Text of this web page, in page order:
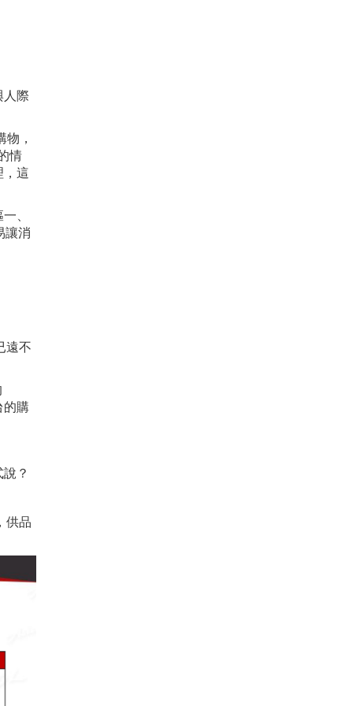
際
，
情
這
、
讓消
遠不
的購
？
供品